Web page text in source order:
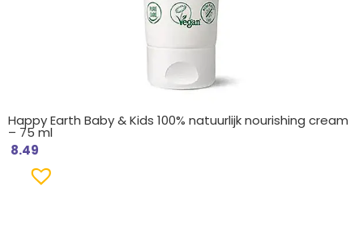
Happy Earth Baby & Kids 100% natuurlijk nourishing cream
– 75 ml
8.49